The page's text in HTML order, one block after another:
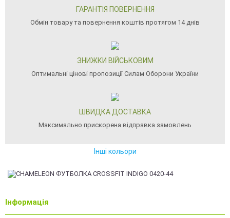
ГАРАНТІЯ ПОВЕРНЕННЯ
Обмін товару та повернення коштів протягом 14 днів
ЗНИЖКИ ВІЙСЬКОВИМ
Оптимальні цінові пропозиції Силам Оборони України
ШВИДКА ДОСТАВКА
Максимально прискорена відправка замовлень
Інші кольори
Інформація